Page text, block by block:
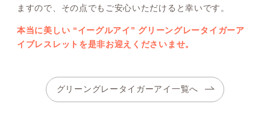
ますので、その点でもご安心いただけると幸いです。
本当に美しい “イーグルアイ” グリーングレータイガーア
イブレスレットを是非お迎えくださいませ。
グリーングレータイガーアイ一覧へ